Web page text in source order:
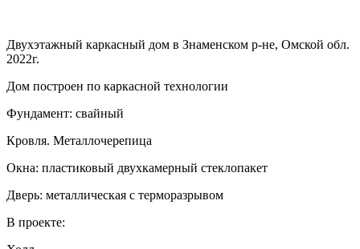
Двухэтажный каркасный дом в Знаменском р-не, Омской обл.
2022г.
Дом построен по каркасной технологии
Фундамент: свайный
Кровля. Металлочерепица
Окна: пластиковый двухкамерный стеклопакет
Дверь: металлическая с терморазрывом
В проекте: